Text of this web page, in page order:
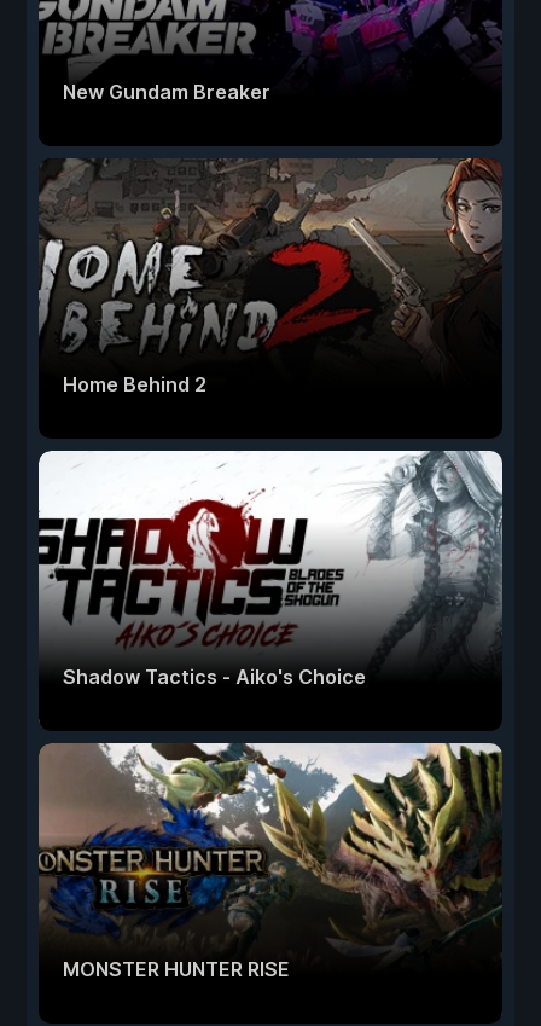
New Gundam Breaker
Home Behind 2
Shadow Tactics - Aiko's Choice
MONSTER HUNTER RISE